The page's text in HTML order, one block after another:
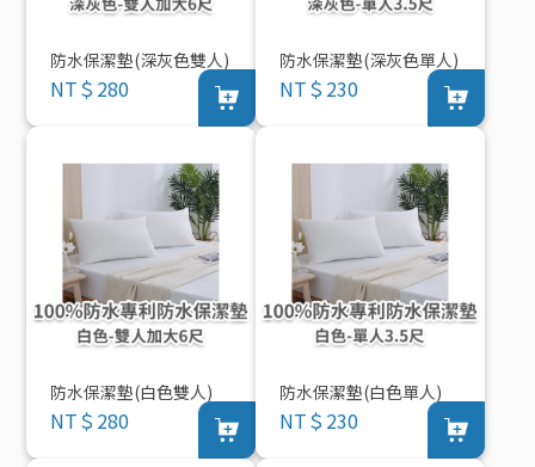
防水保潔墊(深灰色雙人)
NT＄280
防水保潔墊(深灰色單人)
NT＄230
防水保潔墊(白色雙人)
NT＄280
防水保潔墊(白色單人)
NT＄230